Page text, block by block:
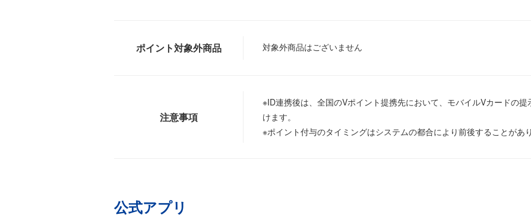
ポイント対象外商品 対象外商品はございません
注意事項
※ID連携後は、全国のVポイント提携先において、モバイルVカードの
けます。
※ポイント付与のタイミングはシステムの都合により前後することがあり
公式アプリ